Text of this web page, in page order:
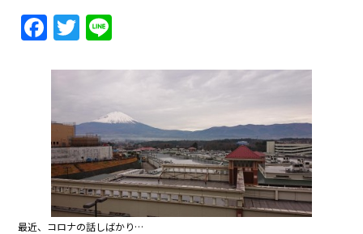
F
c
b
o
o
k
T
itt
er
e
最近、コロナの話しばかり…